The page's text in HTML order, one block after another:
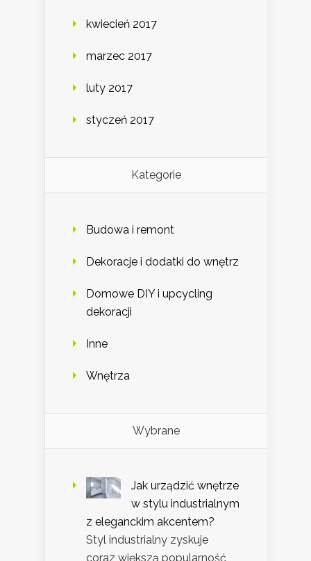
kwiecień 2017
marzec 2017
luty 2017
styczeń 2017
Kategorie
Budowa i remont
Dekoracje i dodatki do wnętrz
Domowe DIY i upcycling
dekoracji
Inne
Wnętrza
Wybrane
Jak urządzić wnętrze
w stylu industrialnym
z eleganckim akcentem?
Styl industrialny zyskuje
coraz większą popularność,